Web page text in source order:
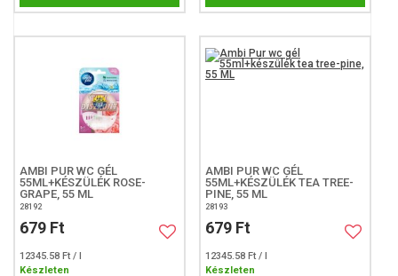
AMBI PUR WC GÉL
55ML+KÉSZÜLÉK ROSE-
GRAPE, 55 ML
28192
679 Ft
12345.58 Ft / l
Készleten
AMBI PUR WC GÉL
55ML+KÉSZÜLÉK TEA TREE-
PINE, 55 ML
28193
679 Ft
12345.58 Ft / l
Készleten